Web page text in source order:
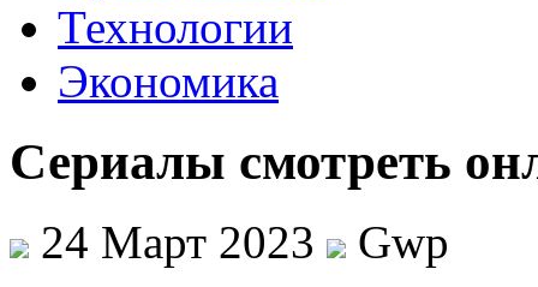
Технологии
Экономика
Сериалы смотреть
24 Март 2023
Gwp